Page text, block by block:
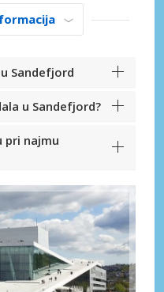
Sandefjord
u Sandefjord?
pri najmu